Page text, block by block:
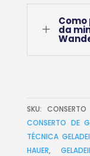
L da
SKU:
CONSERTO DE
TÉCNICA
HAUER,